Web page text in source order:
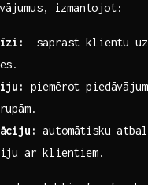
izmantojot:
saprast klientu
⁣piemērot
automātisku
⁢ar klientiem.